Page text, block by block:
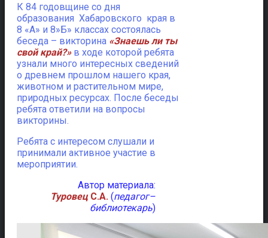
К 84 годовщине со дня
образования Хабаровского края в
8 «А» и 8»Б» классах состоялась
беседа – викторина «Знаешь ли ты
свой край?»в ходе которой ребята
узнали много интересных сведений
о древнем прошлом нашего края,
животном и растительном мире,
природных ресурсах. После беседы
ребята ответили на вопросы
викторины.
Ребята с интересом слушали и
принимали активное участие в
мероприятии.
Автор материала:
ТуровецС.А.(педагог–
библиотекарь)